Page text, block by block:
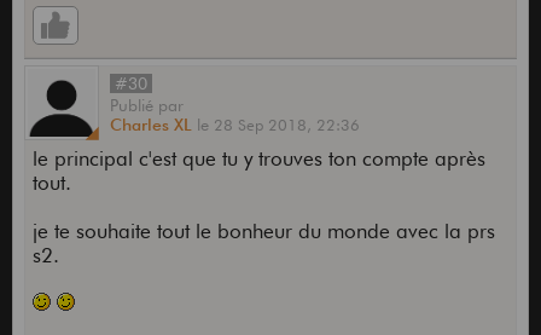
#30
Publié par
Charles XL le 28 Sep 2018, 22:36
le principal c'est que tu y trouves ton compte après
tout.
je te souhaite tout le bonheur du monde avec la prs
s2.